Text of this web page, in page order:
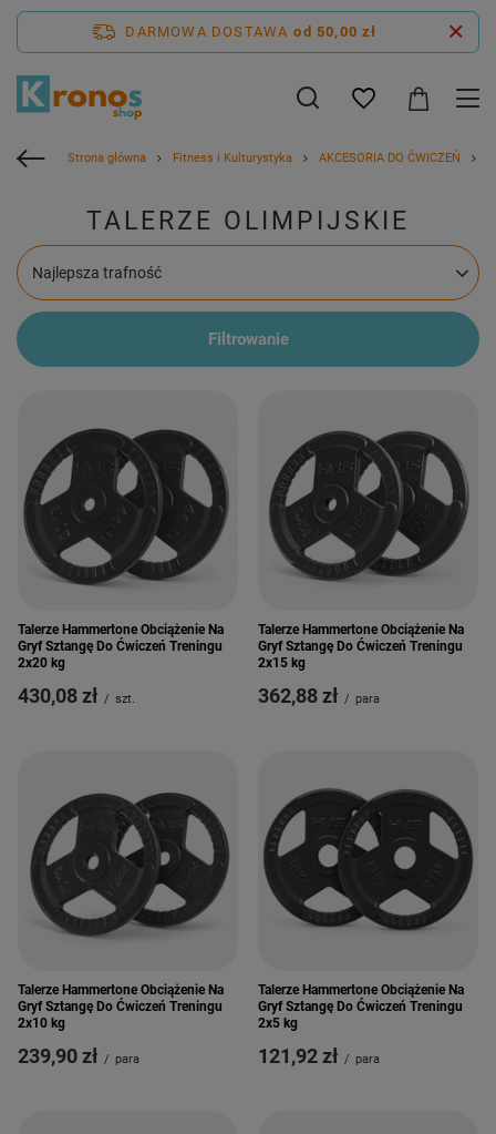
DARMOWA DOSTAWA od 50,00 zł
Strona główna Fitness i Kulturystyka AKCESORIA DO ĆWICZEŃ
TALERZE OLIMPIJSKIE
Zmień sortowanie
Najlepsza trafność
Filtrowanie
Talerze Hammertone Obciążenie Na
Gryf Sztangę Do Ćwiczeń Treningu
2x20 kg
430,08 zł / szt.
Talerze Hammertone Obciążenie Na
Gryf Sztangę Do Ćwiczeń Treningu
2x15 kg
362,88 zł / para
Talerze Hammertone Obciążenie Na
Gryf Sztangę Do Ćwiczeń Treningu
2x10 kg
239,90 zł / para
Talerze Hammertone Obciążenie Na
Gryf Sztangę Do Ćwiczeń Treningu
2x5 kg
121,92 zł / para